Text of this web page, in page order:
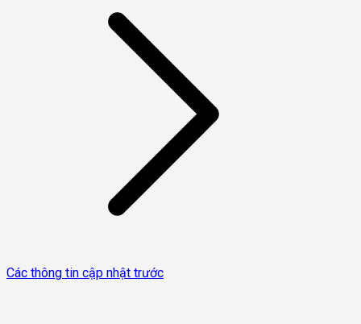
Các thông tin cập nhật trước